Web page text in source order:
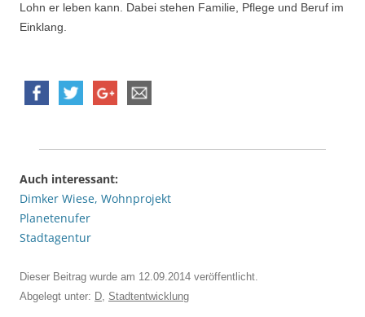
Lohn er leben kann. Dabei stehen Familie, Pflege und Beruf im
Einklang.
Auch interessant:
Dimker Wiese, Wohnprojekt
Planetenufer
Stadtagentur
Dieser Beitrag wurde am 12.09.2014 veröffentlicht.
Abgelegt unter: D, Stadtentwicklung